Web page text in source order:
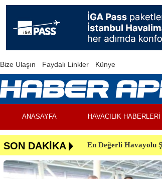
Bize Ulaşın Faydalı Linkler Künye
ANASAYFA HAVACILIK HABERLERİ
SON DAKİKA
En Değerli Havayolu
Uçuşlar Aksadı,
Yunanistan’da